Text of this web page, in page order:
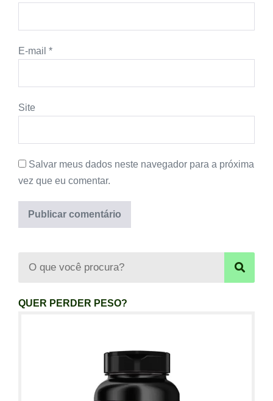
E-mail *
Site
Salvar meus dados neste navegador para a próxima
vez que eu comentar.
QUER PERDER PESO?